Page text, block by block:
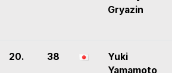
Gryazin
20. 38
Yuki
Yamamoto